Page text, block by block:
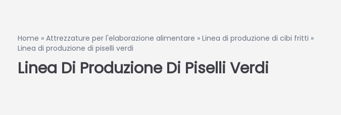
Home » Attrezzature per l'elaborazione alimentare » Linea di produzione di cibi fritti »
Linea di produzione di piselli verdi
Linea Di Produzione Di Piselli Verdi